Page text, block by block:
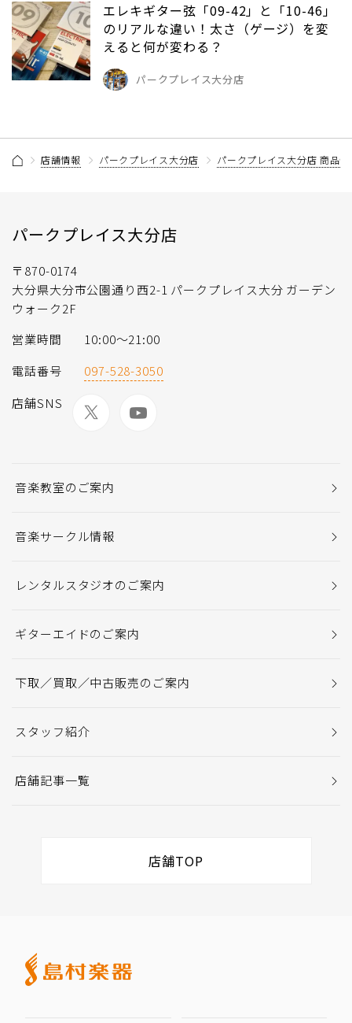
エレキギター弦「09-42」と「10-46」
のリアルな違い！太さ（ゲージ）を変
えると何が変わる？
パークプレイス大分店
店舗情報 パークプレイス大分店 パークプレイス大分店 商品
パークプレイス大分店
〒870-0174
大分県大分市公園通り西2-1 パークプレイス大分 ガーデン
ウォーク2F
営業時間
10:00〜21:00
電話番号
097-528-3050
店舗SNS
音楽教室のご案内
音楽サークル情報
レンタルスタジオのご案内
ギターエイドのご案内
下取／買取／中古販売のご案内
スタッフ紹介
店舗記事一覧
店舗TOP